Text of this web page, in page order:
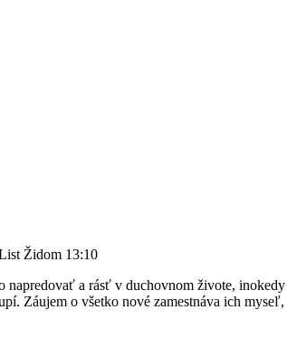
Židom 13:10
napredovať a rásť v duchovnom živote,
Záujem o všetko nové zamestnáva ich